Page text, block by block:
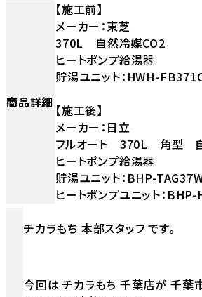
商品詳細
【施工前】
メーカー：東芝
370L 自然冷媒CO2
ヒートポンプ給湯器
貯湯ユニット：HWH-
【施工後】
メーカー：日立
フルオート 370L 角型
ヒートポンプ給湯器
貯湯ユニット：BHP-
ヒートポンプユニット：
チカラもち 本部スタッフ です。
今回は チカラもち 千葉店が 千葉